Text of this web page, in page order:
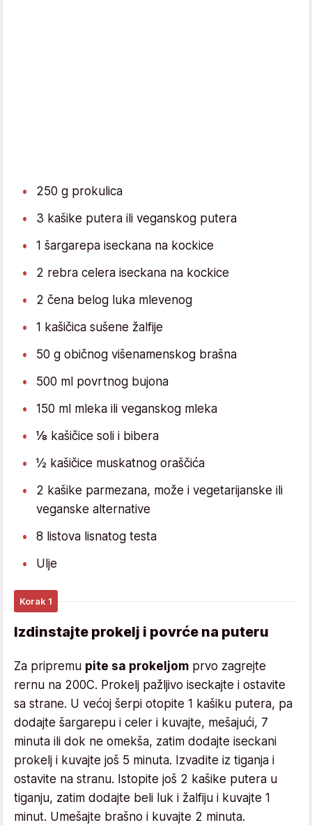
250 g prokulica
3 kašike putera ili veganskog putera
1 šargarepa iseckana na kockice
2 rebra celera iseckana na kockice
2 čena belog luka mlevenog
1 kašičica sušene žalfije
50 g običnog višenamenskog brašna
500 ml povrtnog bujona
150 ml mleka ili veganskog mleka
⅛ kašičice soli i bibera
½ kašičice muskatnog oraščića
2 kašike parmezana, može i vegetarijanske ili
veganske alternative
8 listova lisnatog testa
Ulje
Korak 1
Izdinstajte prokelj i povrće na puteru
Za pripremu pite sa prokeljom prvo zagrejte
rernu na 200C. Prokelj pažljivo iseckajte i ostavite
sa strane. U većoj šerpi otopite 1 kašiku putera, pa
dodajte šargarepu i celer i kuvajte, mešajući, 7
minuta ili dok ne omekša, zatim dodajte iseckani
prokelj i kuvajte još 5 minuta. Izvadite iz tiganja i
ostavite na stranu. Istopite još 2 kašike putera u
tiganju, zatim dodajte beli luk i žalfiju i kuvajte 1
minut. Umešajte brašno i kuvajte 2 minuta.